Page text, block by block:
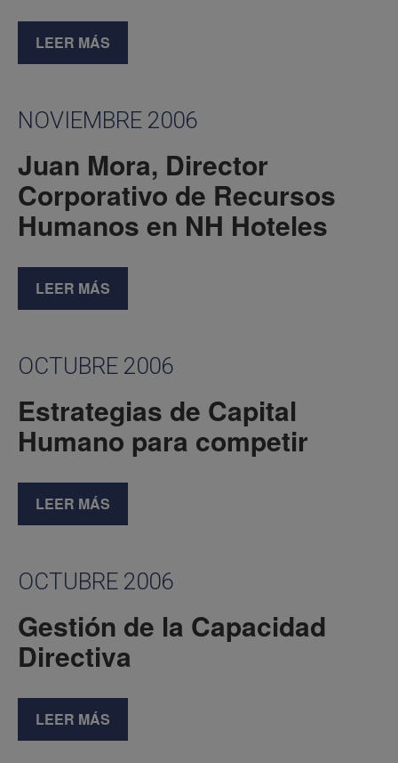
LEER MÁS
NOVIEMBRE 2006
Juan Mora, Director
Corporativo de Recursos
Humanos en NH Hoteles
LEER MÁS
OCTUBRE 2006
Estrategias de Capital
Humano para competir
LEER MÁS
OCTUBRE 2006
Gestión de la Capacidad
Directiva
LEER MÁS